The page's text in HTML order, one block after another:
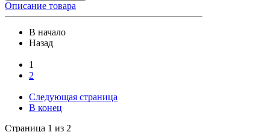
Описание товара
В начало
Назад
1
2
Следующая страница
В конец
Страница 1 из 2